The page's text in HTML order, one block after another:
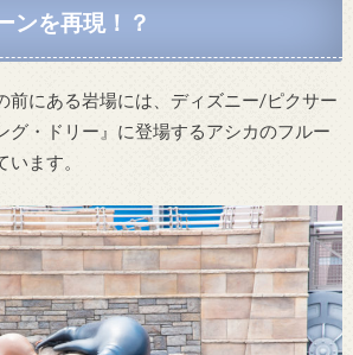
ンを再現！？
前にある岩場には、ディズニー/ピクサー
グ・ドリー』に登場するアシカのフルー
ます。